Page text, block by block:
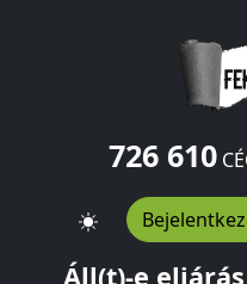
726 610
Áll(t)-e